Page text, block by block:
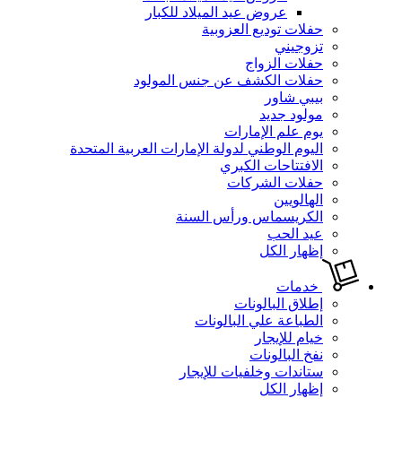
عروض عيد الميلاد للكبار
حفلات توديع العزوبية
تزوجيني
حفلات الزواج
حفلات الكشف عن جنس المولود
بيبي شاور
مولود جديد
يوم علم الإمارات
اليوم الوطني لدولة الإمارات العربية المتحدة
الافتتاحات الكبري
حفلات الشركات
الهالويين
الكريسماس ورأس السنة
عيد الحب
إظهار الكل
خدمات
إطلاق البالونات
الطباعة علي البالونات
خيام للإيجار
نفخ البالونات
ستاندات وخلفيات للإيجار
إظهار الكل